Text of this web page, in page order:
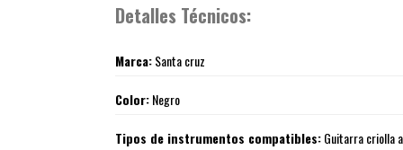
Detalles Técnicos:
Marca:Santa cruz
Color:Negro
Tipos de instrumentos compatibles:Guitarra criolla